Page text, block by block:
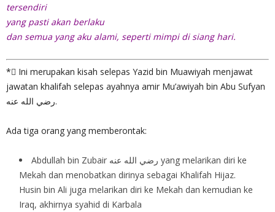
tersendiri
yang pasti akan berlaku
dan semua yang aku alami, seperti mimpi di siang hari.
*⃣ Ini merupakan kisah selepas Yazid bin Muawiyah menjawat
jawatan khalifah selepas ayahnya amir Mu’awiyah bin Abu Sufyan
رضي الله عنه.
Ada tiga orang yang memberontak:
Abdullah bin Zubair رضي الله عنه yang melarikan diri ke
Mekah dan menobatkan dirinya sebagai Khalifah Hijaz.
Husin bin Ali juga melarikan diri ke Mekah dan kemudian ke
Iraq, akhirnya syahid di Karbala